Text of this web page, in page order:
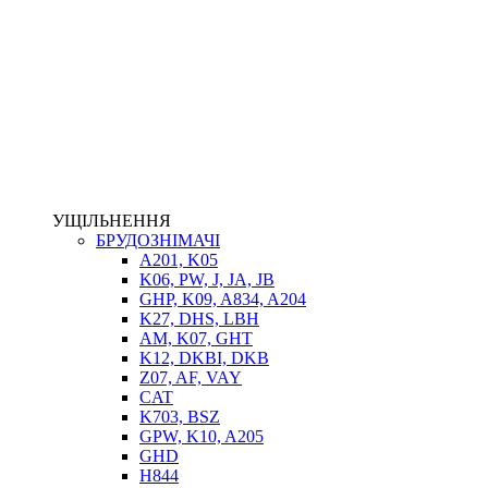
ВТУЛКИ
УЩІЛЬНЕННЯ
БРУДОЗНІМАЧІ
A201, K05
K06, PW, J, JA, JB
GHP, K09, A834, A204
K27, DHS, LBH
AM, K07, GHT
K12, DKBI, DKB
Z07, AF, VAY
CAT
K703, BSZ
GPW, K10, A205
GHD
H844